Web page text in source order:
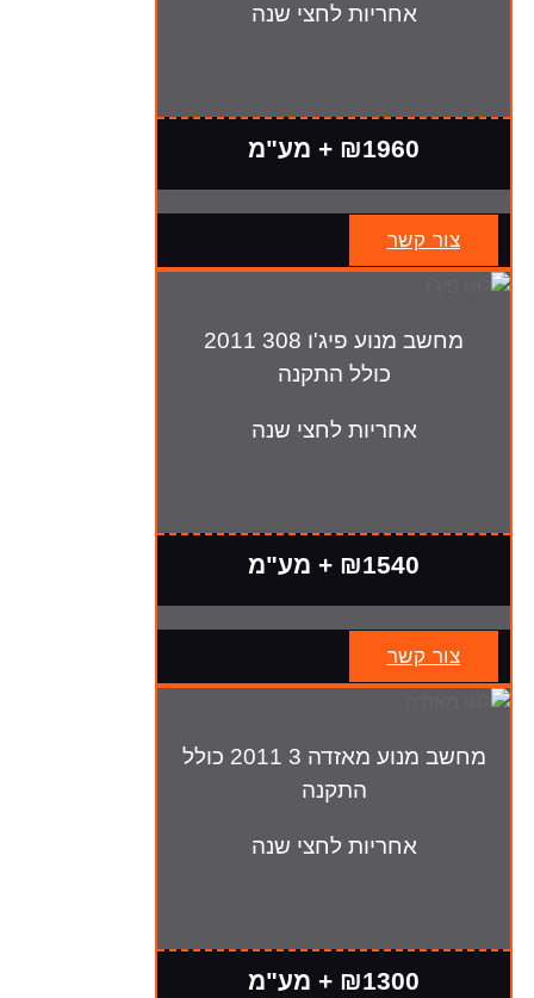
אחריות לחצי שנה
₪1960 + מע"מ
צור קשר
מחשב מנוע פיג'ו 308 2011
כולל התקנה
אחריות לחצי שנה
₪1540 + מע"מ
צור קשר
מחשב מנוע מאזדה 3 2011 כולל
התקנה
אחריות לחצי שנה
₪1300 + מע"מ